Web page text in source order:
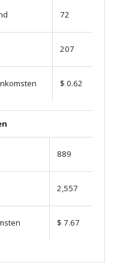
72
207
$ 0.62
889
2,557
$ 7.67